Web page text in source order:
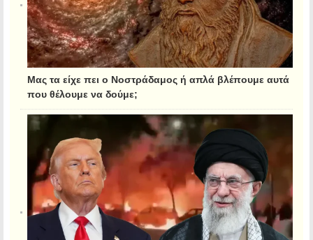
Μας τα είχε πει ο Νοστράδαμος ή απλά βλέπουμε αυτά
που θέλουμε να δούμε;